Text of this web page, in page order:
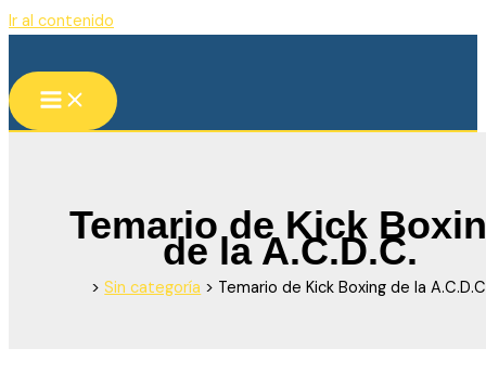
Ir al contenido
Temario de Kick
de la A.C.D.C.
>Sin categoría > Temario de Kick Boxing de la